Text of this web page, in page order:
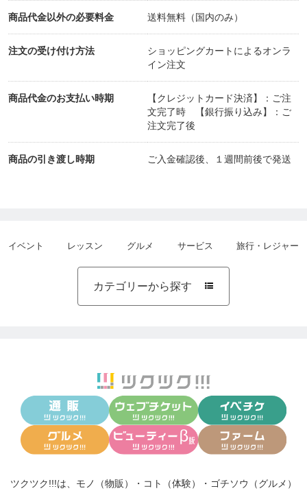
深いことだと実感。
みなさんのお話からも学びが多く、 自分に置き換
えて考える貴重な時間になりました。
楽しい学びをありがとうございました🌸
商品代金以外の必要料金 送料無料（国内のみ）
注文の受け付け方法
ショッピングカートによるオンラ
イン注文
商品代金のお支払い時期
【クレジットカード決済】：ご注
文完了時 【銀行振り込み】：ご
注文完了後
商品の引き渡し時期 ご入金確認後、１週間前後で発送
イベント レッスン グルメ サービス 旅行・レジャー
カテゴリーから探す 
ツクツク!!!は、 モノ（物販） ・ コト（体験） ・ ゴチソウ（グルメ）